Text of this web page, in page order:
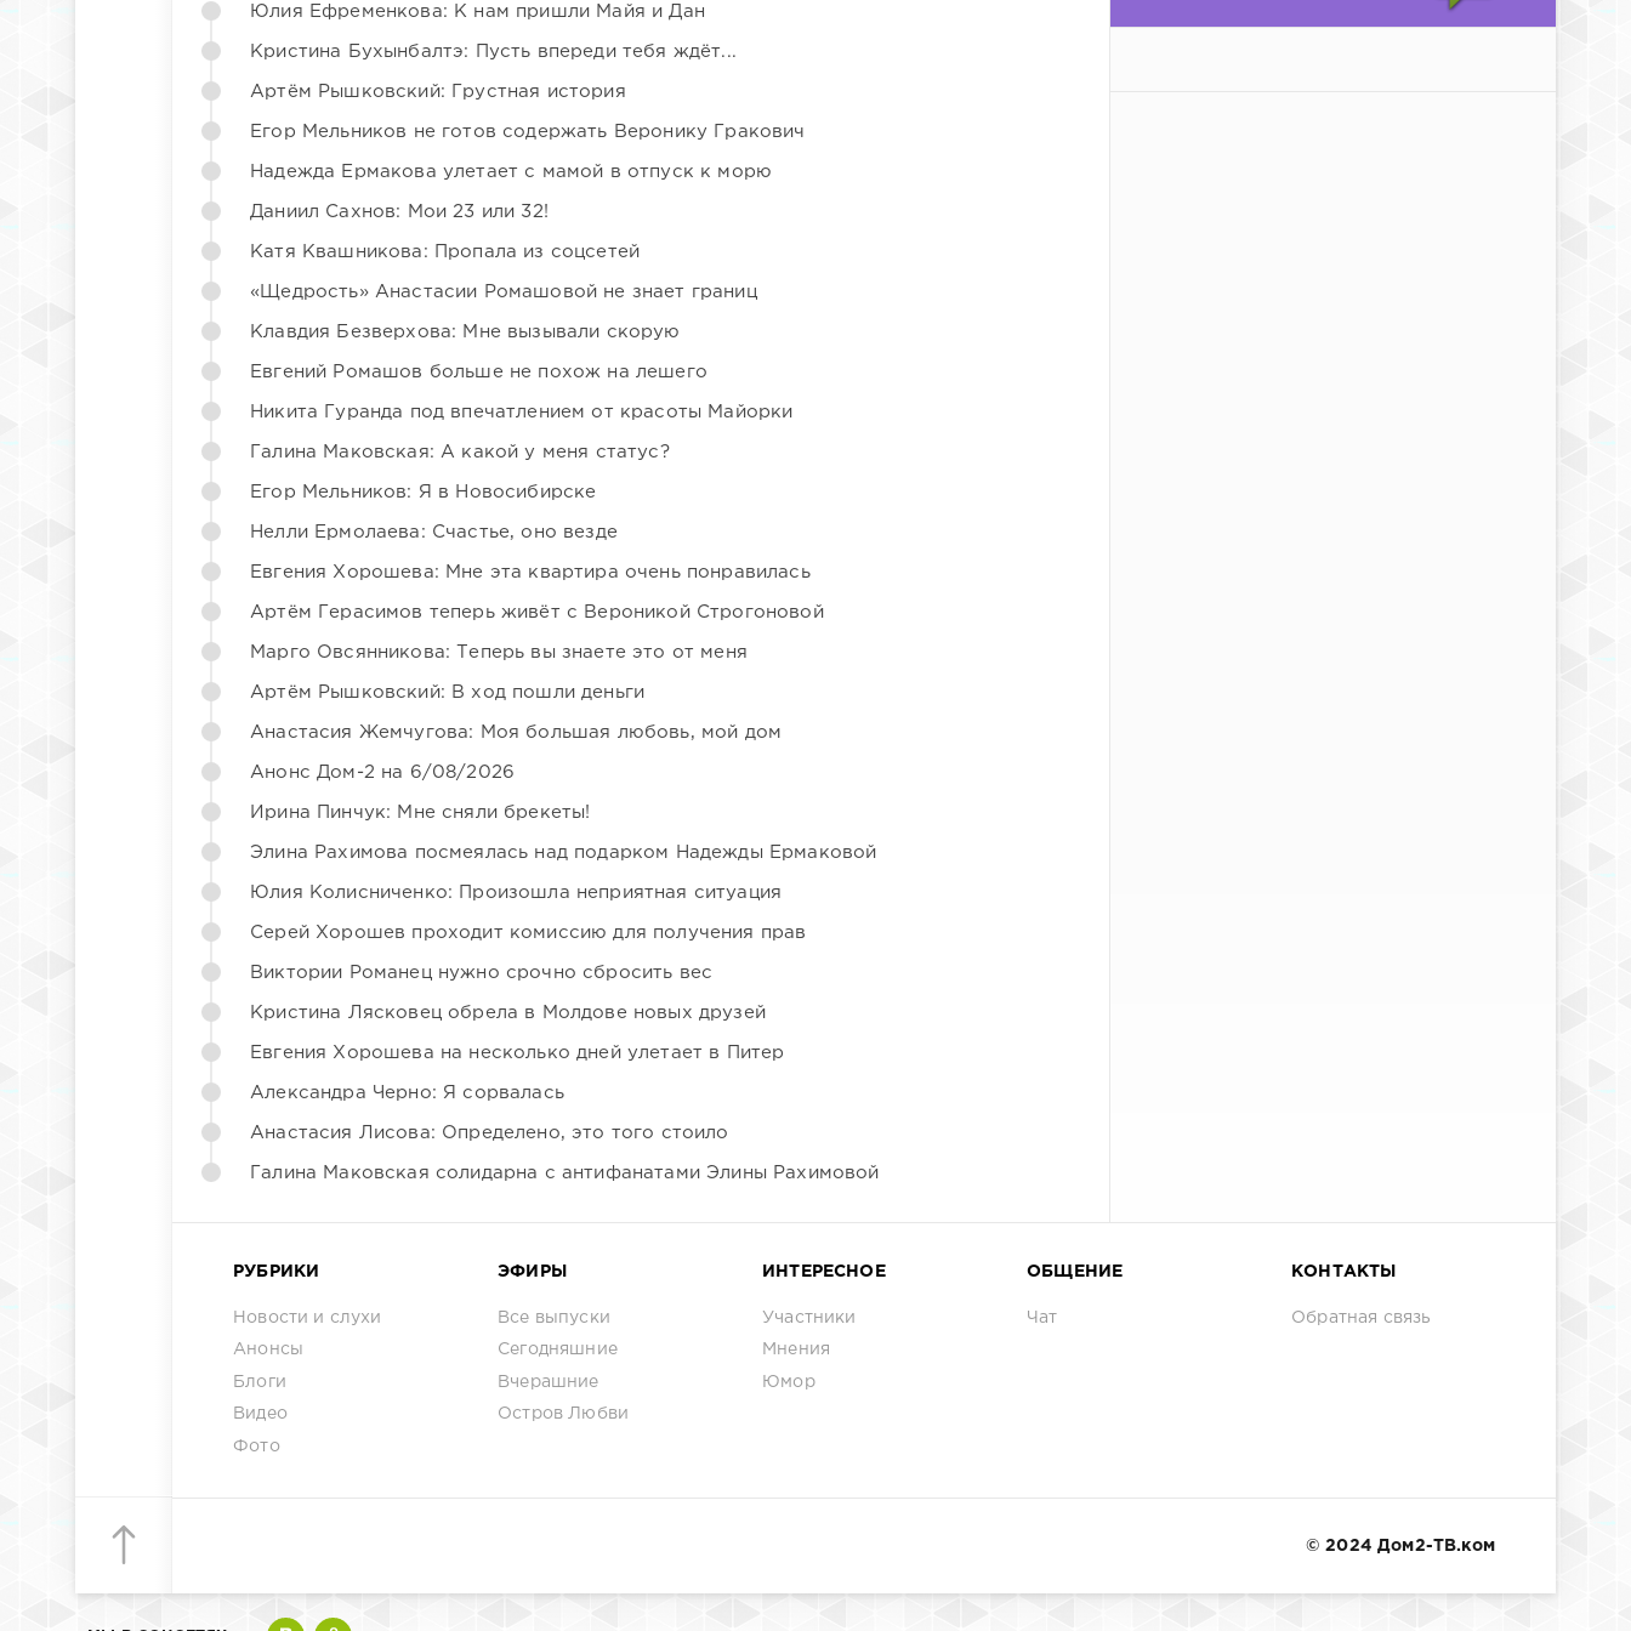
Юлия Ефременкова: К нам пришли Майя и Дан
Кристина Бухынбалтэ: Пусть впереди тебя ждёт...
Артём Рышковский: Грустная история
Егор Мельников не готов содержать Веронику Гракович
Надежда Ермакова улетает с мамой в отпуск к морю
Даниил Сахнов: Мои 23 или 32!
Катя Квашникова: Пропала из соцсетей
«Щедрость» Анастасии Ромашовой не знает границ
Клавдия Безверхова: Мне вызывали скорую
Евгений Ромашов больше не похож на лешего
Никита Гуранда под впечатлением от красоты Майорки
Галина Маковская: А какой у меня статус?
Егор Мельников: Я в Новосибирске
Нелли Ермолаева: Счастье, оно везде
Евгения Хорошева: Мне эта квартира очень понравилась
Артём Герасимов теперь живёт с Вероникой Строгоновой
Марго Овсянникова: Теперь вы знаете это от меня
Артём Рышковский: В ход пошли деньги
Анастасия Жемчугова: Моя большая любовь, мой дом
Анонс Дом-2 на 6/08/2026
Ирина Пинчук: Мне сняли брекеты!
Элина Рахимова посмеялась над подарком Надежды Ермаковой
Юлия Колисниченко: Произошла неприятная ситуация
Серей Хорошев проходит комиссию для получения прав
Виктории Романец нужно срочно сбросить вес
Кристина Лясковец обрела в Молдове новых друзей
Евгения Хорошева на несколько дней улетает в Питер
Александра Черно: Я сорвалась
Анастасия Лисова: Определено, это того стоило
Галина Маковская солидарна с антифанатами Элины Рахимовой
РУБРИКИ
Новости и слухи
Анонсы
Блоги
Видео
Фото
ЭФИРЫ
Все выпуски
Сегодняшние
Вчерашние
Остров Любви
ИНТЕРЕСНОЕ
Участники
Мнения
Юмор
ОБЩЕНИЕ
Чат
КОНТАКТЫ
Обратная связь
© 2024 Дом2-ТВ.ком